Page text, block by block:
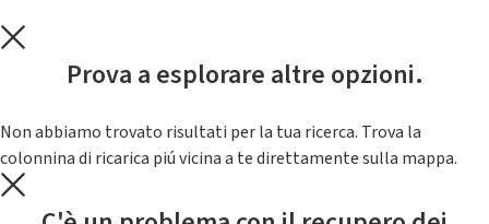
Prova a esplorare altre opzioni.
Non abbiamo trovato risultati per la tua ricerca. Trova la
colonnina di ricarica piú vicina a te direttamente sulla mappa.